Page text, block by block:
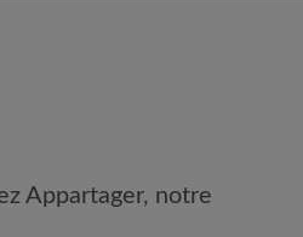
Appartager, notre